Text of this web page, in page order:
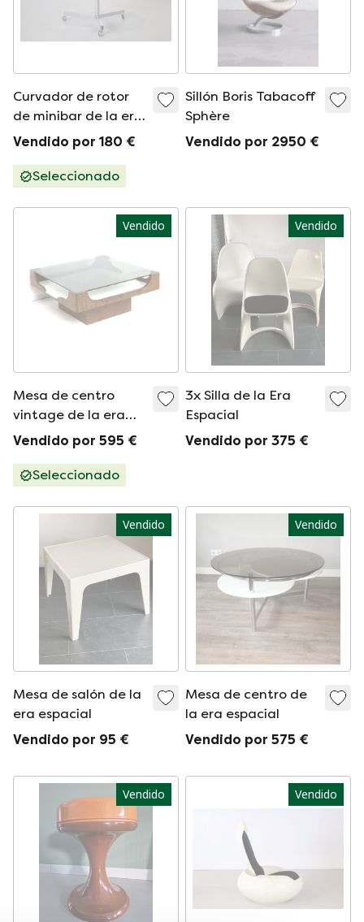
Curvador de rotor
de minibar de la era
espacial
Vendido por 180 €
Seleccionado
Sillón Boris Tabacoff
Sphère
Vendido por 2950 €
Vendido
Mesa de centro
vintage de la era
espacial
Vendido por 595 €
Seleccionado
Vendido
3x Silla de la Era
Espacial
Vendido por 375 €
Vendido
Mesa de salón de la
era espacial
Vendido por 95 €
Vendido
Mesa de centro de
la era espacial
Vendido por 575 €
Vendido Vendido